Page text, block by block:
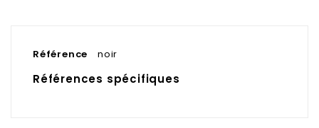
Référence noir
Références spécifiques